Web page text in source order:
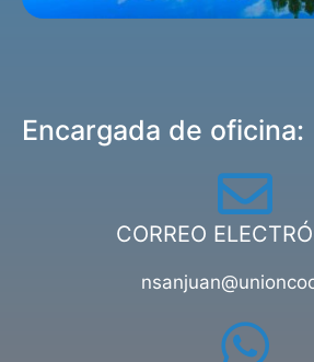
Encargada de oficina:
CORREO